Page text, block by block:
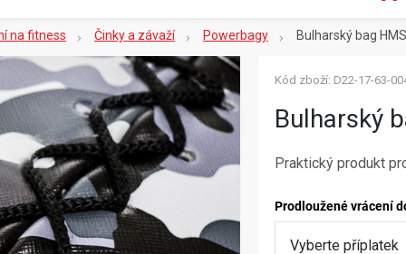
na fitness Činky a závaží Powerbagy Bulharský bag
Bulharský
Praktický produkt
Prodloužené vrácení
Kód zboží: D22-17-63-